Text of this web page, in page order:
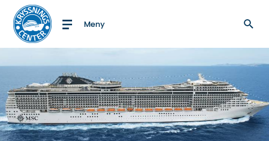
Till startsidan
Meny